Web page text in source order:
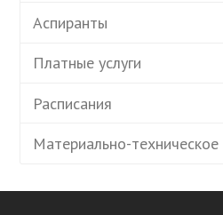
Аспиранты
Платные услуги
Расписания
Материально-